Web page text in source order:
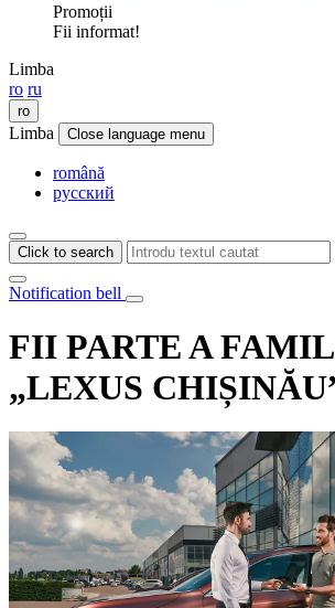
Promoții
Fii informat!
Limba
ro ru
ro
Limba Close language menu
română
русский
Click to search
Notification bell
FII PARTE A
„LEXUS